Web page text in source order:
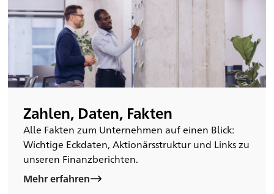
Zahlen, Daten, Fakten
Alle Fakten zum Unternehmen auf einen Blick:
Wichtige Eckdaten, Aktionärsstruktur und Links zu
unseren Finanzberichten.
Mehr erfahren